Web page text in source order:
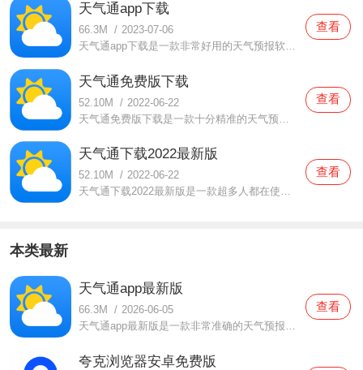
天气通app下载
66.3M / 2023-07-06
天气通app下载是一款非常好用的天气预报软件，在这款天气通app下载中为用户们提供了实时的天气情况，同时还有未来十五天的天气的，有需要外出的时候都可以提前做准备的，覆盖了非常多不同城市的实时信息，还可以自由切换城市，使用起来也是非常轻松的，还没有下载的朋友们都
查看
天气通免费版下载
52.10M / 2022-06-22
查看
天气通下载2022最新版
52.10M / 2022-06-22
天气通下载2022最新版是一款超多人都在使用的天气预报软件。在这款天气通下载2022最新版中小伙伴们都可以实时查看天气情况，在这里面提供了超多城市的情况，当面临各种天气的时候也能随时做好准备，不用担心会突然下雨没有带伞哦，同时还可以实时查询天气情况的。喜欢的朋友们
查看
本类最新
天气通app最新版
66.3M / 2026-06-05
天气通app最新版是一款非常准确的天气预报软件，在这款天气通app最新版中打造了非常简约的界面设计，用户们有需要的时候都可以自由进行设置的，而且还可以明确的查看天气情况，所有的功能一目了然，大家都可以放心使用的，还会非常贴心的为你们提示当下的天气情况哦，有需要
查看
夸克浏览器安卓免费版